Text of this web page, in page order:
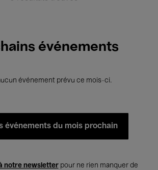
événements
événement prévu ce mois-ci.
événements du mois prochain
notre newsletterpour ne rien manquer de